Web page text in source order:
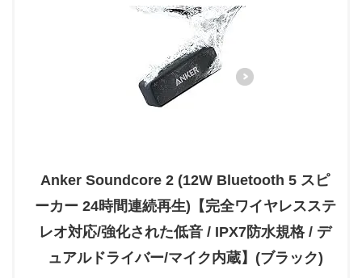
Anker Soundcore 2 (12W Bluetooth 5 スピ
ーカー 24時間連続再生)【完全ワイヤレスステ
レオ対応/強化された低音 / IPX7防水規格 / デ
ュアルドライバー/マイク内蔵】(ブラック)